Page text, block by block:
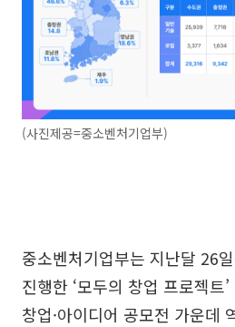
(사진제공=중소벤처기업부)
중소벤처기업부는 지난달 26
진행한 ‘모두의 창업 프로젝트
창업·아이디어 공모전 가운데